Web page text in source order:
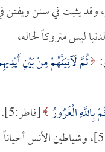
وقد يثبت في سنن ويفتن
ليس متروكاً لحاله،
ثُمَّ لَآتِيَنَّهُمْ مِنْ بَيْنِ
بِاللَّهِ الْغَرُورُ [فاطر:5].
[يوسف:53]، وشياطين الأنس أحياناً